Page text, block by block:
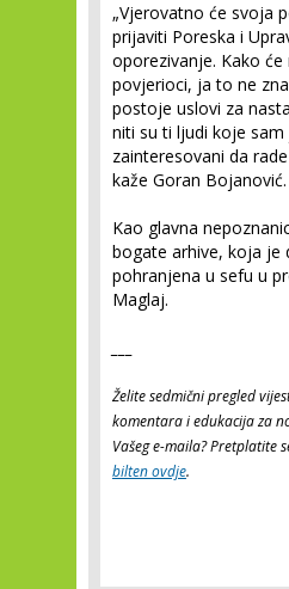
„Vjerovatno će svoja
prijaviti Poreska i
oporezivanje. Kako
povjerioci, ja to ne
postoje uslovi za
niti su ti ljudi koje
zainteresovani da
kaže Goran Bojanović.
Kao glavna
bogate arhive, koja je
pohranjena u sefu u
Maglaj.
Želite sedmični pregled
komentara i edukacija za
Vašeg e-maila? Pretplatite
bilten ovdje.